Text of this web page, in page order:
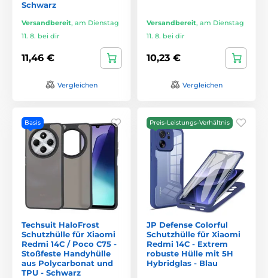
Schwarz
Versandbereit, am Dienstag
11. 8. bei dir
11,46 €
Vergleichen
Versandbereit, am Dienstag
11. 8. bei dir
10,23 €
Vergleichen
Basis
Techsuit HaloFrost
Schutzhülle für Xiaomi
Redmi 14C / Poco C75 -
Stoßfeste Handyhülle
aus Polycarbonat und
TPU - Schwarz
Preis-Leistungs-Verhältnis
JP Defense Colorful
Schutzhülle für Xiaomi
Redmi 14C - Extrem
robuste Hülle mit 5H
Hybridglas - Blau